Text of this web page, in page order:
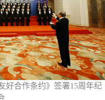
好合作条约》签署15周年纪